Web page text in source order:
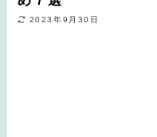
2023年9月30日